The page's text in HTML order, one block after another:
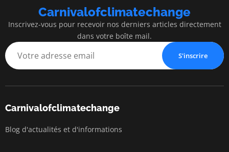
Carnivalofclimatechange
Inscrivez-vous pour recevoir nos derniers articles directement
dans votre boîte mail.
S'inscrire
Carnivalofclimatechange
Blog d'actualités et d'informations